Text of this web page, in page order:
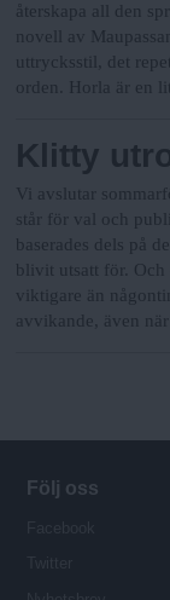
återskapa all den
novell av
uttrycksstil, det
orden. Horla är en
Klitty
Vi avslutar
står för val och
baserades dels på
blivit utsatt för. Och
viktigare än
avvikande, även
Följ oss